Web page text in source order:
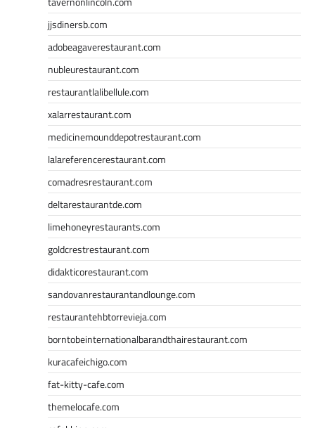
jjsdinersb.com
adobeagaverestaurant.com
nubleurestaurant.com
restaurantlalibellule.com
xalarrestaurant.com
medicinemounddepotrestaurant.com
lalareferencerestaurant.com
comadresrestaurant.com
deltarestaurantde.com
limehoneyrestaurants.com
goldcrestrestaurant.com
didakticorestaurant.com
sandovanrestaurantandlounge.com
restaurantehbtorrevieja.com
borntobeinternationalbarandthairestaurant.com
kuracafeichigo.com
fat-kitty-cafe.com
themelocafe.com